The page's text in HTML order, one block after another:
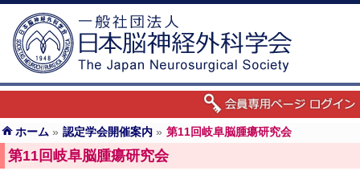
ホーム » 認定学会開催案内 » 第11回岐阜脳腫瘍研究会
第11回岐阜脳腫瘍研究会